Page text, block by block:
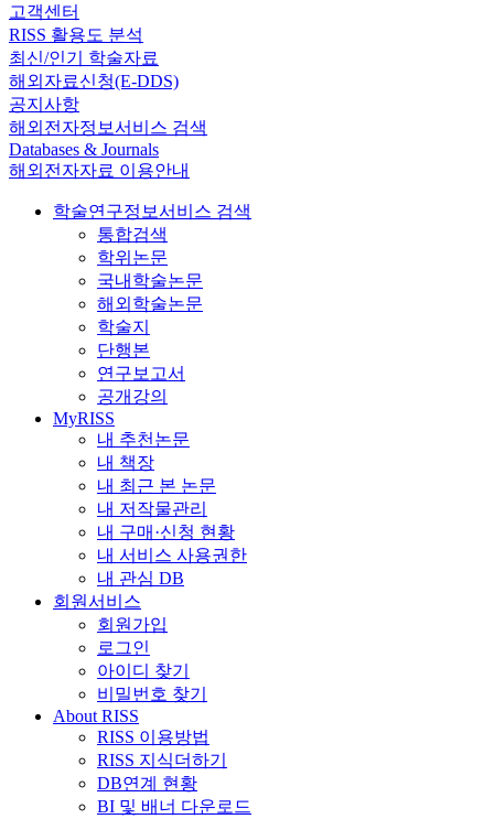
고객센터
RISS 활용도 분석
최신/인기 학술자료
해외자료신청(E-DDS)
공지사항
해외전자정보서비스 검색
Databases & Journals
해외전자자료 이용안내
학술연구정보서비스 검색
통합검색
학위논문
국내학술논문
해외학술논문
학술지
단행본
연구보고서
공개강의
MyRISS
내 추천논문
내 책장
내 최근 본 논문
내 저작물관리
내 구매·신청 현황
내 서비스 사용권한
내 관심 DB
회원서비스
회원가입
로그인
아이디 찾기
비밀번호 찾기
About RISS
RISS 이용방법
RISS 지식더하기
DB연계 현황
BI 및 배너 다운로드